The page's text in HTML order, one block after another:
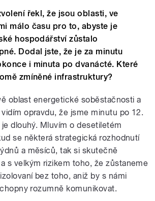
řekl, že jsou oblasti, ve
málo času pro to, abyste je
hospodářství zůstalo
Dodal jste, že je za minutu
i minuta po dvanácté. Které
zmíněné infrastruktury?
oblast energetické soběstačnosti a
opravdu, že jsme minutu po 12.
dlouhý. Mluvím o desetiletém
se některá strategická rozhodnutí
a měsíců, tak si skutečně
s velkým rizikem toho, že zůstaneme
bez toho, aniž by s námi
rozumně komunikovat.